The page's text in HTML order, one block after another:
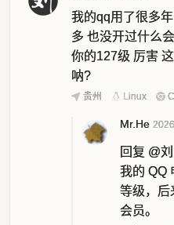
我的qq用了很多
多 也没开过什么
你的127级 厉害
呐?
贵州 Linux
Mr.He
回复 @
我的 QQ
等级，后
会员。